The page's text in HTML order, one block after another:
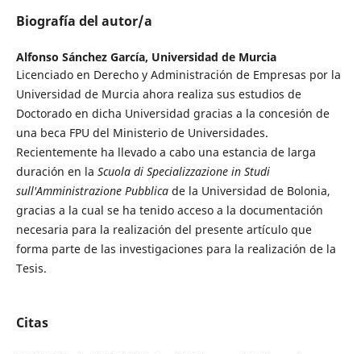
Biografía del autor/a
Alfonso Sánchez García, Universidad de Murcia
Licenciado en Derecho y Administración de Empresas por la
Universidad de Murcia ahora realiza sus estudios de
Doctorado en dicha Universidad gracias a la concesión de
una beca FPU del Ministerio de Universidades.
Recientemente ha llevado a cabo una estancia de larga
duración en la Scuola di Specializzazione in Studi
sull'Amministrazione Pubblicade la Universidad de Bolonia,
gracias a la cual se ha tenido acceso a la documentación
necesaria para la realización del presente artículo que
forma parte de las investigaciones para la realización de la
Tesis.
Citas